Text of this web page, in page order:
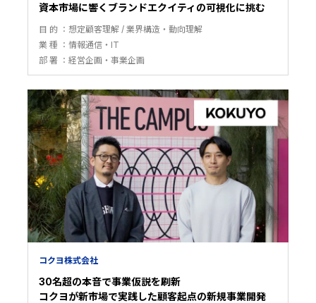
資本市場に響くブランドエクイティの可視化に挑む
目 的 想定顧客理解
業界構造・動向理解
業 種
情報通信・IT
部 署
経営企画・事業企画
コクヨ株式会社
30名超の本音で事業仮説を刷新
コクヨが新市場で実践した顧客起点の新規事業開発